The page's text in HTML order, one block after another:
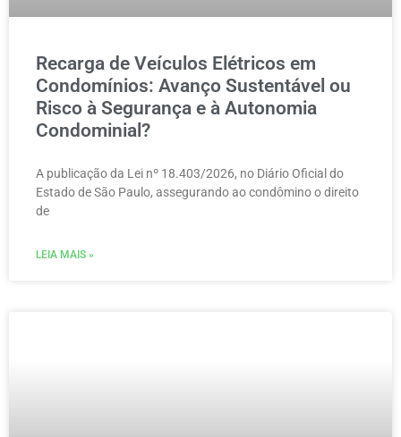
Recarga de Veículos Elétricos em
Condomínios: Avanço Sustentável ou
Risco à Segurança e à Autonomia
Condominial?
A publicação da Lei nº 18.403/2026, no Diário Oficial do
Estado de São Paulo, assegurando ao condômino o direito
de
LEIA MAIS »